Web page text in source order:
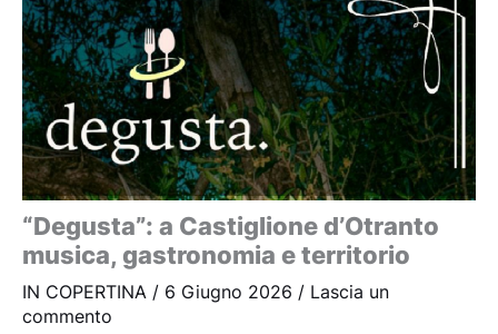
“Degusta”: a Castiglione d’Otranto
musica, gastronomia e territorio
IN COPERTINA / 6 Giugno 2026 / Lascia un
commento